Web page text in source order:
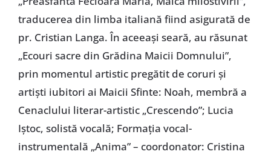
traducerea din limba italiană fiind asigurată de
pr. Cristian Langa. În aceeași seară, au răsunat
„Ecouri sacre din Grădina Maicii Domnului”,
prin momentul artistic pregătit de coruri și
artiști iubitori ai Maicii Sfinte: Noah, membră a
Cenaclului literar-artistic „Crescendo”; Lucia
Iștoc, solistă vocală; Formația vocal-
instrumentală „Anima” – coordonator: Cristina